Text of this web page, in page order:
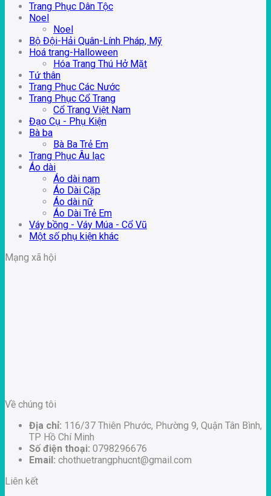
Trang Phục Dân Tộc
Noel
Noel
Bộ Đội-Hải Quân-Lính Pháp, Mỹ
Hoá trang-Halloween
Hóa Trang Thú Hở Mặt
Tứ thân
Trang Phục Các Nước
Trang Phục Cổ Trang
Cổ Trang Việt Nam
Đạo Cụ - Phụ Kiện
Bà ba
Bà Ba Trẻ Em
Trang Phục Âu lạc
Áo dài
Áo dài nam
Áo Dài Cặp
Áo dài nữ
Áo Dài Trẻ Em
Váy bồng - Váy Múa - Cổ Vũ
Một số phụ kiện khác
Mạng xã hội
Về chúng tôi
Địa chỉ: 116/37 Thiên Phước, Phường 9, Quận Tân Bình,
TP Hồ Chí Minh
Số điện thoại: 0798296676
Email: chothuetrangphucnt@gmail.com
Liên kết